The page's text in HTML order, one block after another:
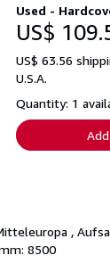
Used -
US$
US$ 63.56
U.S.A.
Quantity: 1
,
8500